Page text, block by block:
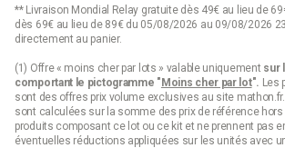
** Livraison Mondial Relay gratuite dès 49€ au lieu de
dès 69€ au lieu de 89€ du 05/08/2026 au 09/08/2026
directement au panier.
(1) Offre « moins cher par lots » valable uniquement sur
comportant le pictogramme "Moins cher par lot". Les
sont des offres prix volume exclusives au site
sont calculées sur la somme des prix de référence
produits composant ce lot ou ce kit et ne prennent pas
éventuelles réductions appliquées sur les unités avec